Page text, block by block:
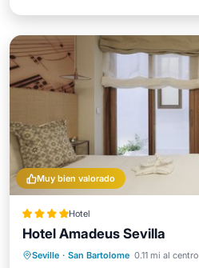
Muy bien valorado
Hotel
Hotel Amadeus Sevilla
Seville · San Bartolome 0.11 mi al centro
Desayuno Piscina